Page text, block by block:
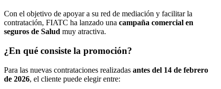
Con el objetivo de apoyar a su red de mediación y facilitar la
contratación, FIATC ha lanzado una campaña comercial en
seguros de Salud muy atractiva.
¿En qué consiste la promoción?
Para las nuevas contrataciones realizadas antes del 14 de febrero
de 2026, el cliente puede elegir entre: